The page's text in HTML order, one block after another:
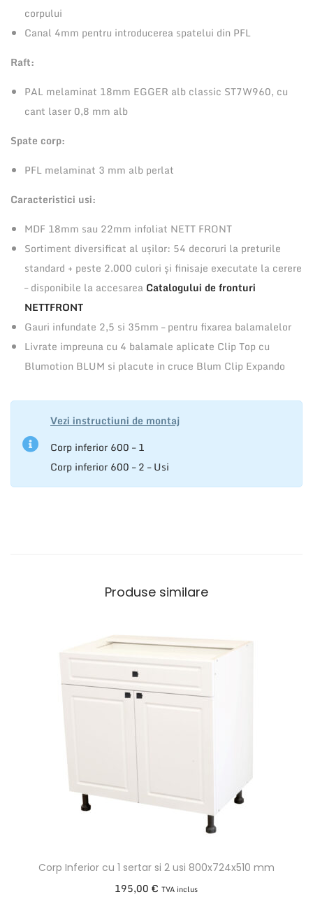
1
u
s
corpului
Canal 4mm pentru introducerea spatelui din PFL
Raft:
PAL melaminat 18mm EGGER alb classic ST7W960, cu
cant laser 0,8 mm alb
Spate corp:
PFL melaminat 3 mm alb perlat
Caracteristici usi:
MDF 18mm sau 22mm infoliat NETT FRONT
Sortiment diversificat al ușilor: 54 decoruri la preturile
standard + peste 2.000 culori și finisaje executate la cerere
– disponibile la accesarea Catalogului de fronturi
NETTFRONT
Gauri infundate 2,5 si 35mm – pentru fixarea balamalelor
Livrate impreuna cu 4 balamale aplicate Clip Top cu
Blumotion BLUM si placute in cruce Blum Clip Expando
Vezi instructiuni de montaj
Corp inferior 600 – 1
Corp inferior 600 – 2 – Usi
Produse similare
Corp Inferior cu 1 sertar si 2 usi 800x724x510 mm
195,00€ TVA inclus